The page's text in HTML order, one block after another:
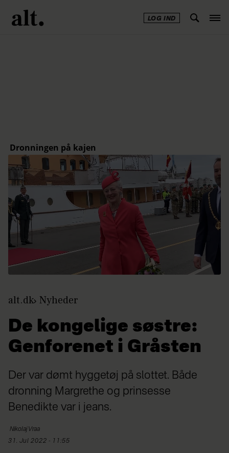
LOG IND
alt.dk Nyheder
De kongelige søstre:
Genforenet i Gråsten
Der var dømt hyggetøj på slottet. Både
dronning Margrethe og prinsesse
Benedikte var i jeans.
Nikolaj Vraa
31. Jul 2022 - 11:55